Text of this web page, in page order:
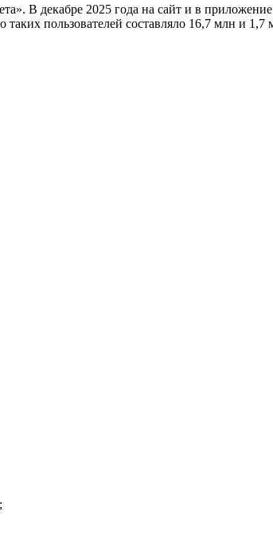
В декабре 2025 года на сайт и в
пользователей составляло 16,7 млн и 1,7